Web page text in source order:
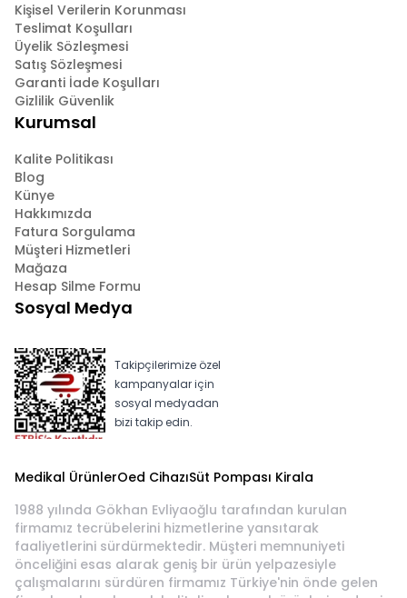
Kişisel Verilerin Korunması
Teslimat Koşulları
Üyelik Sözleşmesi
Satış Sözleşmesi
Garanti İade Koşulları
Gizlilik Güvenlik
Kurumsal
Kalite Politikası
Blog
Künye
Hakkımızda
Fatura Sorgulama
Müşteri Hizmetleri
Mağaza
Hesap Silme Formu
Sosyal Medya
Takipçilerimize özel
kampanyalar için
sosyal medyadan
bizi takip edin.
Medikal ÜrünlerOed CihazıSüt Pompası Kirala
1988 yılında Gökhan Evliyaoğlu tarafından kurulan
firmamız tecrübelerini hizmetlerine yansıtarak
faaliyetlerini sürdürmektedir. Müşteri memnuniyeti
önceliğini esas alarak geniş bir ürün yelpazesiyle
çalışmalarını sürdüren firmamız Türkiye'nin önde gelen